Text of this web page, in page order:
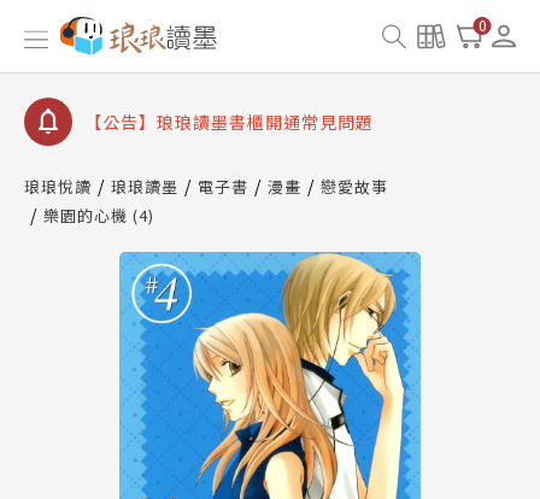
0
【公告】因 Readmoo 讀墨系統維護中，本站同步暫
停部分閱讀服務
【公告】琅琅讀墨數位閱讀資產合併與書櫃開通申請
【公告】琅琅讀墨書櫃開通常見問題
請圖文教學
【公告】琅琅書店服務升級重要說明及資產合併結果
查詢
【公告】因 Readmoo 讀墨系統維護中，本站同步暫
停部分閱讀服務
琅琅悅讀 琅琅讀墨 電子書 漫畫
戀愛故事
樂園的心機 (4)